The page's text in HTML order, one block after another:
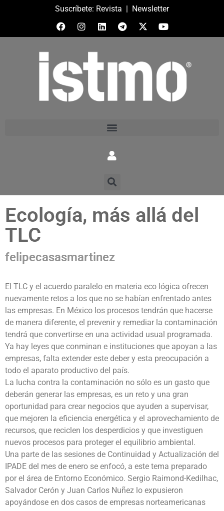
Suscríbete: Revista | Newsletter
Ecología, más allá del
TLC
felipecasasmartinez
El TLC y el acuerdo paralelo en materia eco lógica ofrecen
nuevamente retos a los que no se habían enfrentado antes
las empresas. En México los procesos tendrán que hacerse
de manera diferente, el prevenir y remediar la contaminación
tendrá que convertirse en una actividad usual programada.
Ya hay leyes que conminan e instituciones que apoyan a las
empresas, falta extender este deber y esta preocupación a
todo el aparato productivo del país.
La lucha contra la contaminación no sólo es un gasto que
deberán generar las empresas, es un reto y una gran
oportunidad para crear negocios que ayuden a supervisar,
que mejoren la eficiencia energética y el aprovechamiento de
recursos, que reciclen los desperdicios y que investiguen
nuevos procesos para proteger el equilibrio ambiental.
Una parte de las sesiones de Continuidad y Actualización del
IPADE del mes de enero se enfocó, a este tema preparado
por el área de Entorno Económico. Sergio Raimond-Kedilhac,
Salvador Cerón y Juan Carlos Nuñez lo expusieron
apoyándose en dos casos de empresas norteamericanas